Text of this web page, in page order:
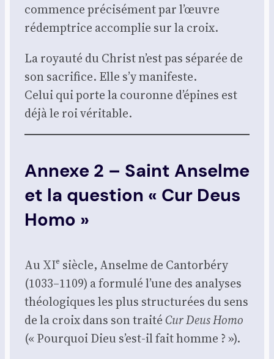
com­mence pré­ci­sé­ment par l’œuvre
rédemp­trice accom­plie sur la croix.
La royau­té du Christ n’est pas sépa­rée de
son sacri­fice. Elle s’y mani­feste.
Celui qui porte la cou­ronne d’épines est
déjà le roi véri­table.
Annexe 2 – Saint Anselme
et la question « Cur Deus
Homo »
Au XIᵉ siècle, Anselme de Can­tor­bé­ry
(1033–1109) a for­mu­lé l’une des ana­lyses
théo­lo­giques les plus struc­tu­rées du sens
de la croix dans son trai­téCur Deus Homo
(« Pour­quoi Dieu s’est-il fait homme ? »).